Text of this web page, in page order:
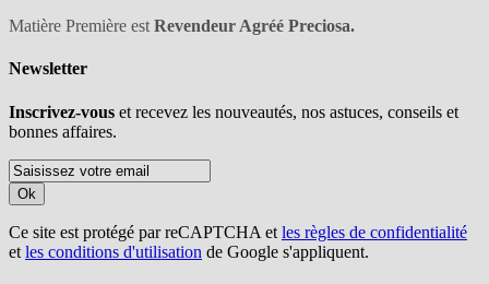
Matière Première est Revendeur Agréé Preciosa.
Newsletter
Inscrivez-vous et recevez les nouveautés, nos astuces, conseils et
bonnes affaires.
Ok
Ce site est protégé par reCAPTCHA et les règles de confidentialité
et les conditions d'utilisation de Google s'appliquent.